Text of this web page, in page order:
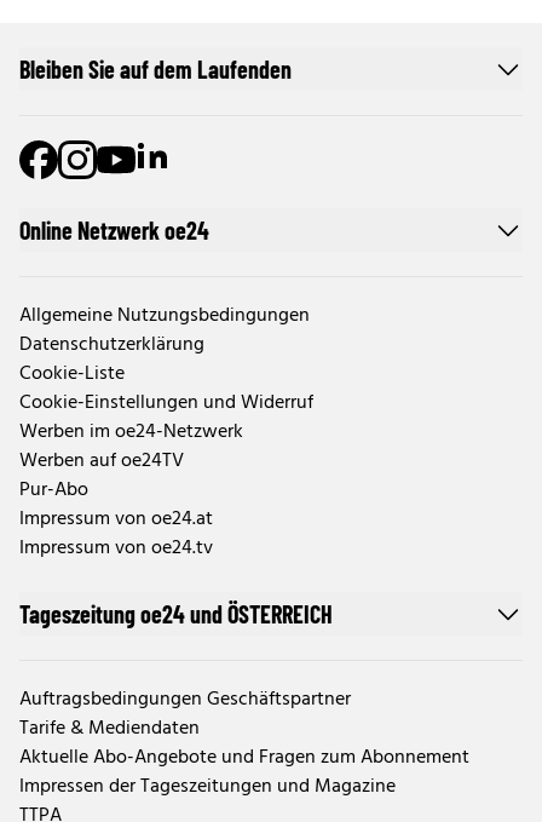
Online Netzwerk oe24
Allgemeine Nutzungsbedingungen
Datenschutzerklärung
Cookie-Liste
Cookie-Einstellungen und Widerruf
Werben im oe24-Netzwerk
Werben auf oe24TV
Pur-Abo
Impressum von oe24.at
Impressum von oe24.tv
Tageszeitung oe24 und ÖSTERREICH
Auftragsbedingungen Geschäftspartner
Tarife & Mediendaten
Aktuelle Abo-Angebote und Fragen zum Abonnement
Impressen der Tageszeitungen und Magazine
Bleiben Sie auf dem Laufenden